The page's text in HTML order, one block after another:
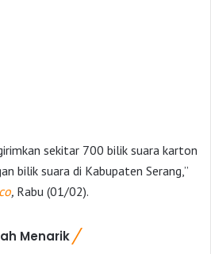
sekitar 700 bilik suara karton
bilik suara di Kabupaten Serang,”
, Rabu (01/02).
Menarik